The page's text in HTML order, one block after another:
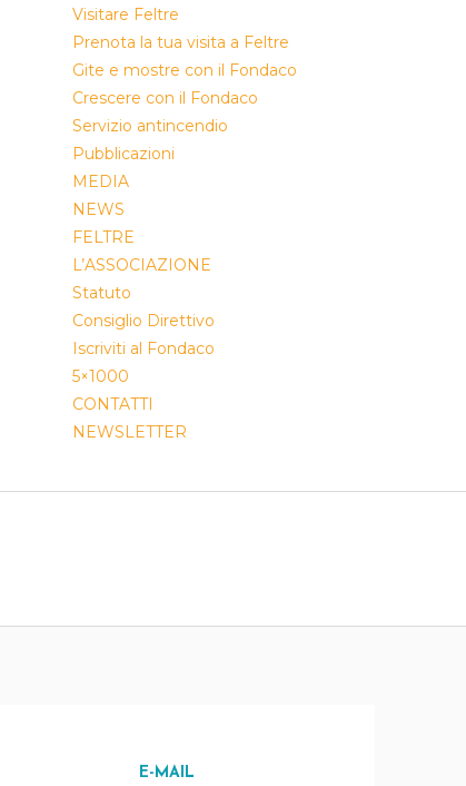
Visitare Feltre
Prenota la tua visita a Feltre
Gite e mostre con il Fondaco
Crescere con il Fondaco
Servizio antincendio
Pubblicazioni
MEDIA
NEWS
FELTRE
L’ASSOCIAZIONE
Statuto
Consiglio Direttivo
Iscriviti al Fondaco
5×1000
CONTATTI
NEWSLETTER
E-MAIL